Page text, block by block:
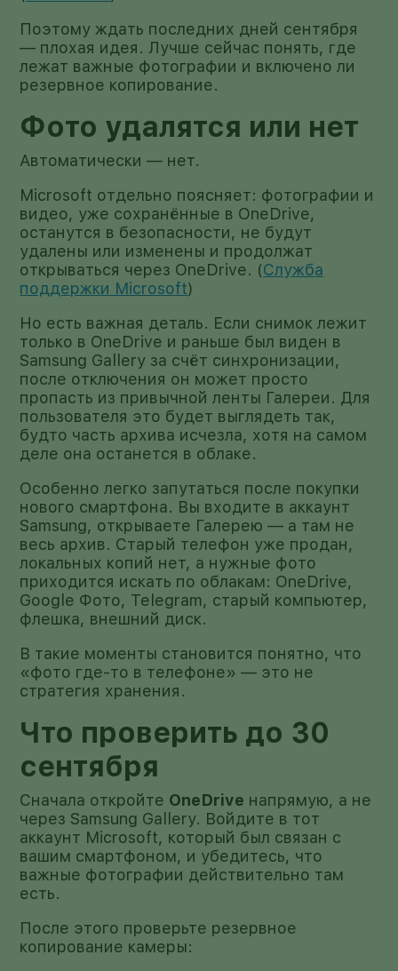
Поэтому ждать последних дней сентября
— плохая идея. Лучше сейчас понять, где
лежат важные фотографии и включено ли
резервное копирование.
Фото удалятся или нет
Автоматически — нет.
Microsoft отдельно поясняет: фотографии и
видео, уже сохранённые в OneDrive,
останутся в безопасности, не будут
удалены или изменены и продолжат
открываться через OneDrive. (Служба
поддержки Microsoft)
Но есть важная деталь. Если снимок лежит
только в OneDrive и раньше был виден в
Samsung Gallery за счёт синхронизации,
после отключения он может просто
пропасть из привычной ленты Галереи. Для
пользователя это будет выглядеть так,
будто часть архива исчезла, хотя на самом
деле она останется в облаке.
Особенно легко запутаться после покупки
нового смартфона. Вы входите в аккаунт
Samsung, открываете Галерею — а там не
весь архив. Старый телефон уже продан,
локальных копий нет, а нужные фото
приходится искать по облакам: OneDrive,
Google Фото, Telegram, старый компьютер,
флешка, внешний диск.
В такие моменты становится понятно, что
«фото где-то в телефоне» — это не
стратегия хранения.
Что проверить до 30
сентября
Сначала откройте OneDrive напрямую, а не
через Samsung Gallery. Войдите в тот
аккаунт Microsoft, который был связан с
вашим смартфоном, и убедитесь, что
важные фотографии действительно там
есть.
После этого проверьте резервное
копирование камеры: